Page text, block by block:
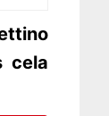
cela